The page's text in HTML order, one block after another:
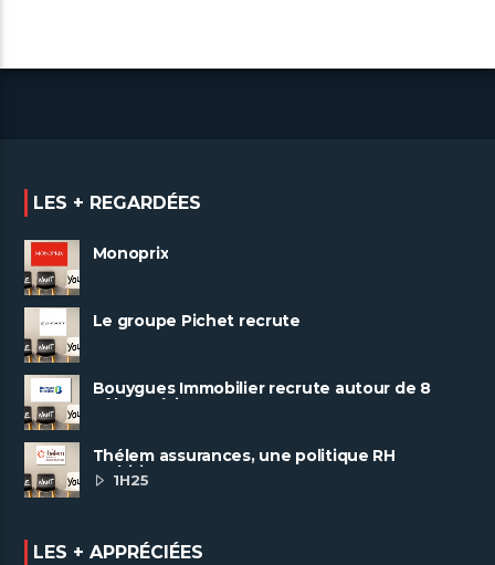
LES + REGARDÉES
Monoprix
Le groupe Pichet recrute
Bouygues Immobilier recrute autour de 8
pôles métiers
Thélem assurances, une politique RH
ambitieuse
1H25
LES + APPRÉCIÉES